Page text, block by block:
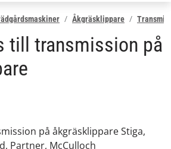
Åkgräsklippare
till transmission på
på åkgräsklippare Stiga,
Partner, McCulloch